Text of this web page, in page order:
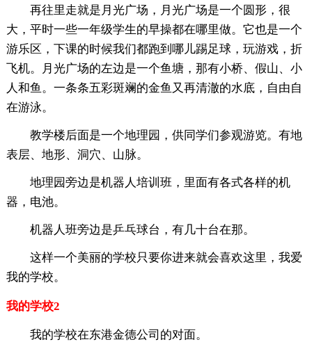
再往里走就是月光广场，月光广场是一个圆形，很
大，平时一些一年级学生的早操都在哪里做。它也是一个
游乐区，下课的时候我们都跑到哪儿踢足球，玩游戏，折
飞机。月光广场的左边是一个鱼塘，那有小桥、假山、小
人和鱼。一条条五彩斑斓的金鱼又再清澈的水底，自由自
在游泳。
教学楼后面是一个地理园，供同学们参观游览。有地
表层、地形、洞穴、山脉。
地理园旁边是机器人培训班，里面有各式各样的机
器，电池。
机器人班旁边是乒乓球台，有几十台在那。
这样一个美丽的学校只要你进来就会喜欢这里，我爱
我的学校。
我的学校2
我的学校在东港金德公司的对面。